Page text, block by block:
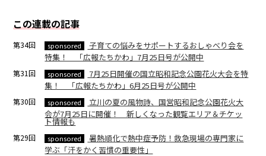
この連載の記事
第34回 sponsored
子育ての悩みをサポートするおしゃべり会を
特集！ 「広報たちかわ」7月25日号が公開中
第31回 sponsored
7月25日開催の国立昭和記念公園花火大会を特
集！ 「広報たちかわ」6月25日号が公開中
第30回 sponsored
立川の夏の風物詩、国営昭和記念公園花火大
会が7月25日に開催！ 新しくなった観覧エリア＆チケッ
ト情報も
第29回 sponsored
暑熱順化で熱中症予防！救急現場の専門家に
学ぶ「汗をかく習慣の重要性」